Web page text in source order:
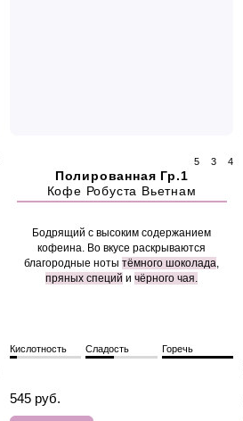
5 3 4
Полированная Гр.1
Кофе Робуста Вьетнам
Бодрящий с высоким содержанием
кофеина. Во вкусе раскрываются
благородные ноты тёмного шоколада,
пряных специй и чёрного чая.
Кислотность Сладость Горечь
545 руб.